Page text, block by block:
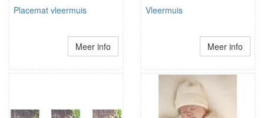
Placemat vleermuis
Meer info
Vleermuis
Meer info